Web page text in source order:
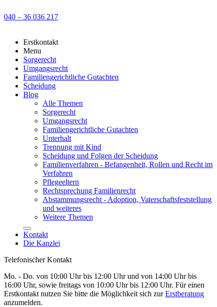
040 – 36 036 217
Erstkontakt
Menu
Sorgerecht
Umgangsrecht
Familiengerichtliche Gutachten
Scheidung
Blog
Alle Themen
Sorgerecht
Umgangsrecht
Familiengerichtliche Gutachten
Unterhalt
Trennung mit Kind
Scheidung und Folgen der Scheidung
Familienverfahren - Befangenheit, Rollen und Recht im
Verfahren
Pflegeeltern
Rechtsprechung Familienrecht
Abstammungsrecht - Adoption, Vaterschaftsfeststellung
und weiteres
Weitere Themen
Kontakt
Die Kanzlei
Telefonischer Kontakt
Mo. - Do. von 10:00 Uhr bis 12:00 Uhr und von 14:00 Uhr bis
16:00 Uhr, sowie freitags von 10:00 Uhr bis 12:00 Uhr. Für einen
Erstkontakt nutzen Sie bitte die Möglichkeit sich zurErstberatung
anzumelden.